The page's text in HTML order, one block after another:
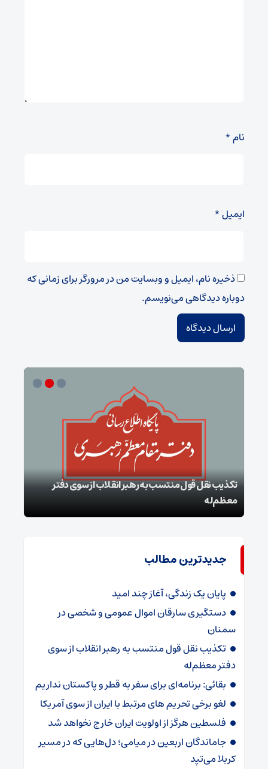
نام*
ایمیل*
ذخیره نام، ایمیل و وبسایت من در مرورگر برای زمانی که
دوباره دیدگاهی می‌نویسم.
تکذیب نقل قول منتسب به رهبر انقلاب از سوی دفتر
معظم‌له
جدیدترین مطالب
پایان یک زندگی، آغاز چند امید
دستگیری سارقان اموال عمومی و شخصی در
سمنان
تکذیب نقل قول منتسب به رهبر انقلاب از سوی
دفتر معظم‌له
بقائی: برنامه‌ای برای سفر به قطر و پاکستان نداریم
لغو برخی تحریم های مرتبط با ایران از سوی آمریکا
فلسطین هرگز از اولویت ایران خارج نخواهد شد
جاماندگان اربعین در میامی؛ دل‌هایی که در مسیر
کربلا می‌تپد